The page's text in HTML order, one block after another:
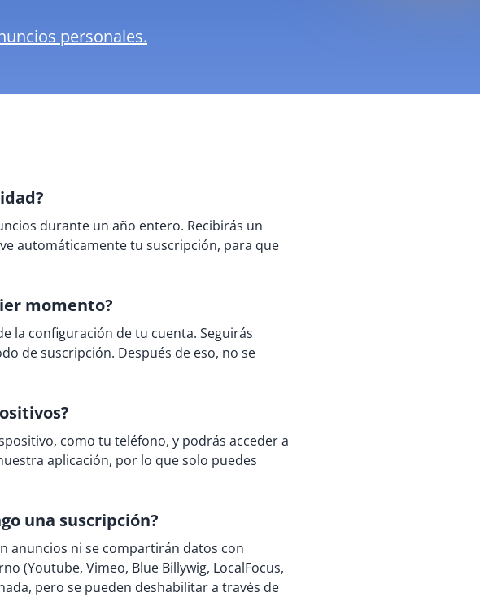
personales.
durante un año entero. Recibirás un
automáticamente tu suscripción, para que
momento?
la configuración de tu cuenta. Seguirás
de suscripción. Después de eso, no se
como tu teléfono, y podrás acceder a
aplicación, por lo que solo puedes
una suscripción?
anuncios ni se compartirán datos con
(Youtube, Vimeo, Blue Billywig, LocalFocus,
pero se pueden deshabilitar a través de